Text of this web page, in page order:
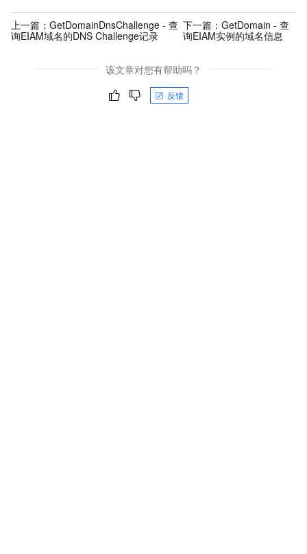
上一篇： GetDomainDnsChallenge - 查
询EIAM域名的DNS Challenge记录
下一篇：GetDomain - 查
询EIAM实例的域名信息
该文章对您有帮助吗？
反馈